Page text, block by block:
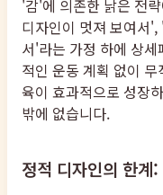
'감'에 의존한 낡은 전
디자인이 멋져 보여서
서'라는 가정 하에 상
적인 운동 계획 없이
육이 효과적으로 성장
밖에 없습니다.
정적 디자인의 한계